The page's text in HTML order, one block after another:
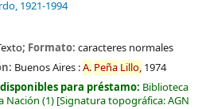
, 1921-1994
; Formato: caracteres normales
Buenos Aires :A. Peña Lillo, 1974
para préstamo: Biblioteca
Nación (1) Signatura topográfica:AGN